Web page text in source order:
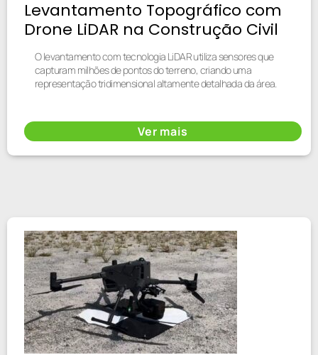
Levantamento Topográfico com
Drone LiDAR na Construção Civil
O levantamento com tecnologia LiDAR utiliza sensores que
capturam milhões de pontos do terreno, criando uma
representação tridimensional altamente detalhada da área.
Ver mais